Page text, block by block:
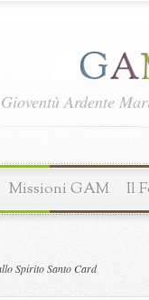
Gioventù Ardente
Missioni GAM Il
Spirito Santo Card